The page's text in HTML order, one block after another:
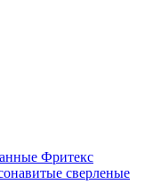
Фритекс
сверленые